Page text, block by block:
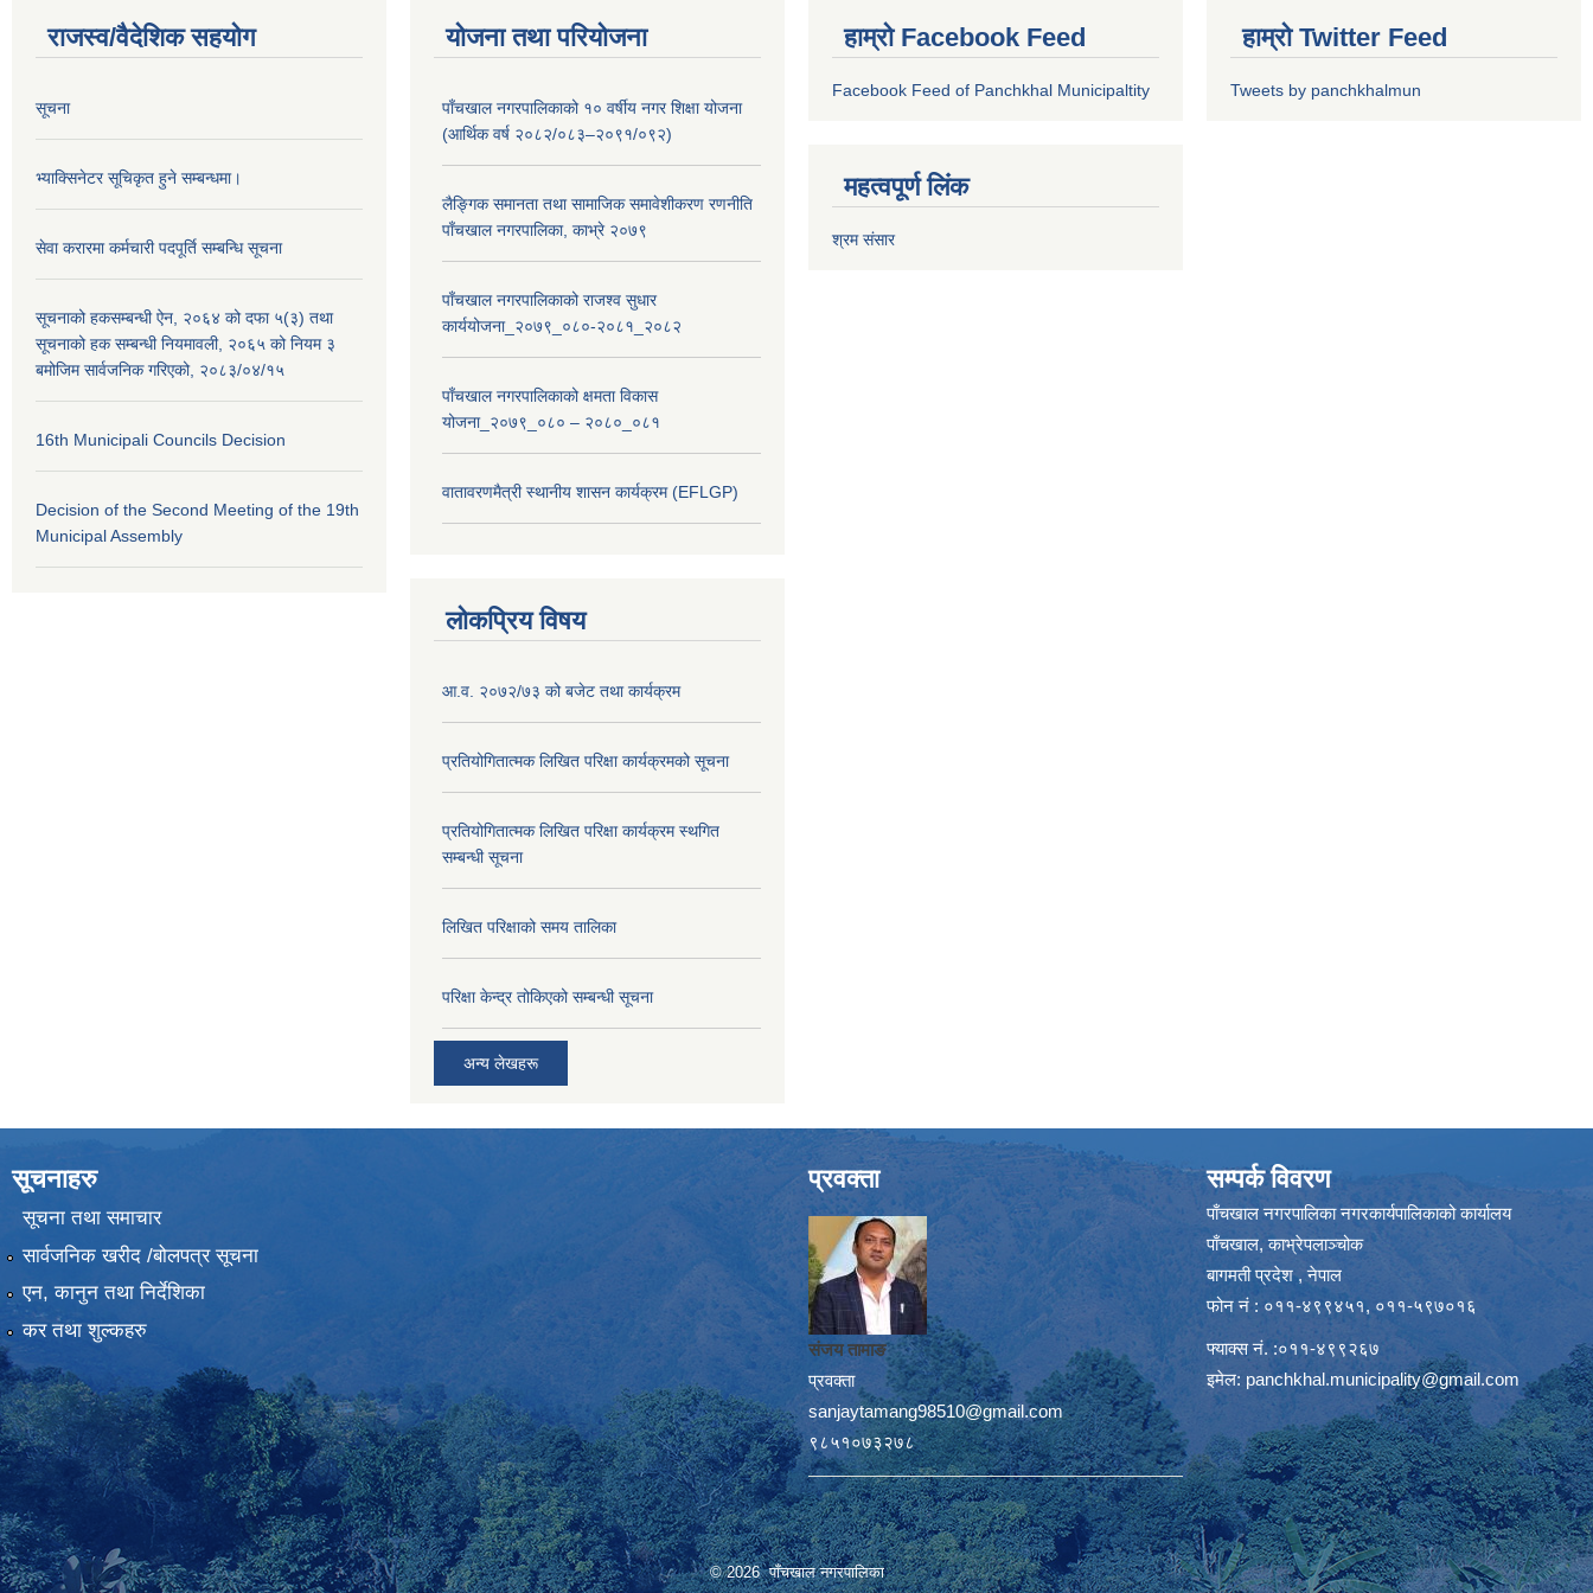
राजस्व/वैदेशिक सहयोग
सूचना
भ्याक्सिनेटर सूचिकृत हुने सम्बन्धमा।
सेवा करारमा कर्मचारी पदपूर्ति सम्बन्धि सूचना
सूचनाको हकसम्बन्धी ऐन, २०६४ को दफा ५(३) तथा
सूचनाको हक सम्बन्धी नियमावली, २०६५ को नियम ३
बमोजिम सार्वजनिक गरिएको, २०८३/०४/१५
16th Municipali Councils Decision
Decision of the Second Meeting of the 19th
Municipal Assembly
योजना तथा परियोजना
पाँचखाल नगरपालिकाको १० वर्षीय नगर शिक्षा योजना
(आर्थिक वर्ष २०८२/०८३–२०९१/०९२)
लैङ्गिक समानता तथा सामाजिक समावेशीकरण रणनीति
पाँचखाल नगरपालिका, काभ्रे २०७९
पाँचखाल नगरपालिकाको राजश्व सुधार
कार्ययोजना_२०७९_०८०-२०८१_२०८२
पाँचखाल नगरपालिकाको क्षमता विकास
योजना_२०७९_०८० – २०८०_०८१
वातावरणमैत्री स्थानीय शासन कार्यक्रम (EFLGP)
लोकप्रिय विषय
आ.व. २०७२/७३ को बजेट तथा कार्यक्रम
प्रतियोगितात्मक लिखित परिक्षा कार्यक्रमको सूचना
प्रतियोगितात्मक लिखित परिक्षा कार्यक्रम स्थगित
सम्बन्धी सूचना
लिखित परिक्षाको समय तालिका
परिक्षा केन्द्र तोकिएको सम्बन्धी सूचना
अन्य लेखहरू
हाम्रो Facebook Feed
Facebook Feed of Panchkhal Municipaltity
महत्वपूर्ण लिंक
श्रम संसार
हाम्रो Twitter Feed
Tweets by panchkhalmun
सूचनाहरु
सूचना तथा समाचार
सार्वजनिक खरीद /बोलपत्र सूचना
एन, कानुन तथा निर्देशिका
कर तथा शुल्कहरु
प्रवक्ता
संजय तामाङ
प्रवक्ता
sanjaytamang98510@gmail.com
९८५१०७३२७८
सम्पर्क विवरण
पाँचखाल नगरपालिका नगरकार्यपालिकाको कार्यालय
पाँचखाल, काभ्रेपलाञ्चोक
बागमती प्रदेश , नेपाल
फोन नं : ०११-४९९४५१, ०११-५९७०१६
फ्याक्स नं. :०११-४९९२६७
इमेल: panchkhal.municipality@gmail.com
© 2026 पाँचखाल नगरपालिका